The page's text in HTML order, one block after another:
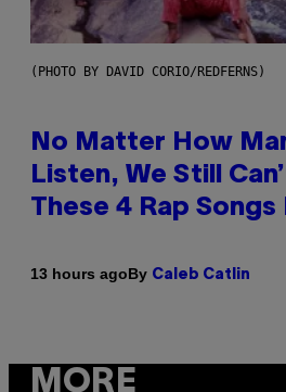
(PHOTO BY DAVID CORIO/REDFERNS)
No Matter How
Listen, We Still
These 4 Rap
13 hours agoBy Caleb Catlin
MORE